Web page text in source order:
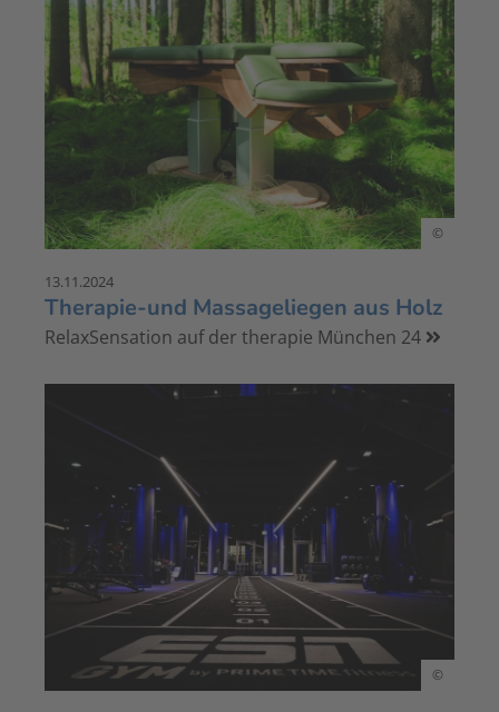
©
13.11.2024
Therapie-und Massageliegen aus Holz
RelaxSensation auf der therapie München 24
©